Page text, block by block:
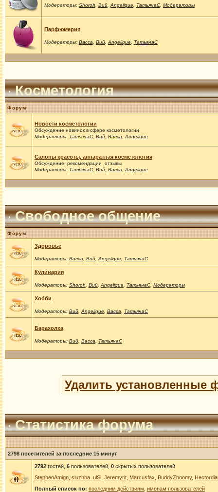
Модераторы: Shoroh Вий, Angelique, ТатьянаС, Модераторы
Парфюмерия
Модераторы: Васса Вий, Angelique, ТатьянаС
Косметология
Форум
Новости косметологии
Обсуждение новинок в сфере косметологии
Модераторы: ТатьянаС, Вий, Васса Angelique
Салоны красоты, аппаратная косметология
Обсуждение, рекомендации ,отзывы
Модераторы: ТатьянаС, Вий, Васса Angelique
Свободное общение
Форум
Здоровье
Модераторы: Васса Вий, Angelique, ТатьянаС
Кулинария
Модераторы: Shoroh Вий, Angelique, ТатьянаС, Модераторы
Хобби
Модераторы: Вий, Angelique, Васса ТатьянаС
Барахолка
Модераторы: Вий, Васса ТатьянаС
Удалить установленные
Статистика форума
2798 посетителей за последние 15 минут
2792гостей, 6пользователей, 0скрытых пользователей
StephenAmign, sluzhba_ulSl, Jeremyrit, Marcusfax BuddyZboomy,
Полный список по: последним действиям именам пользователей